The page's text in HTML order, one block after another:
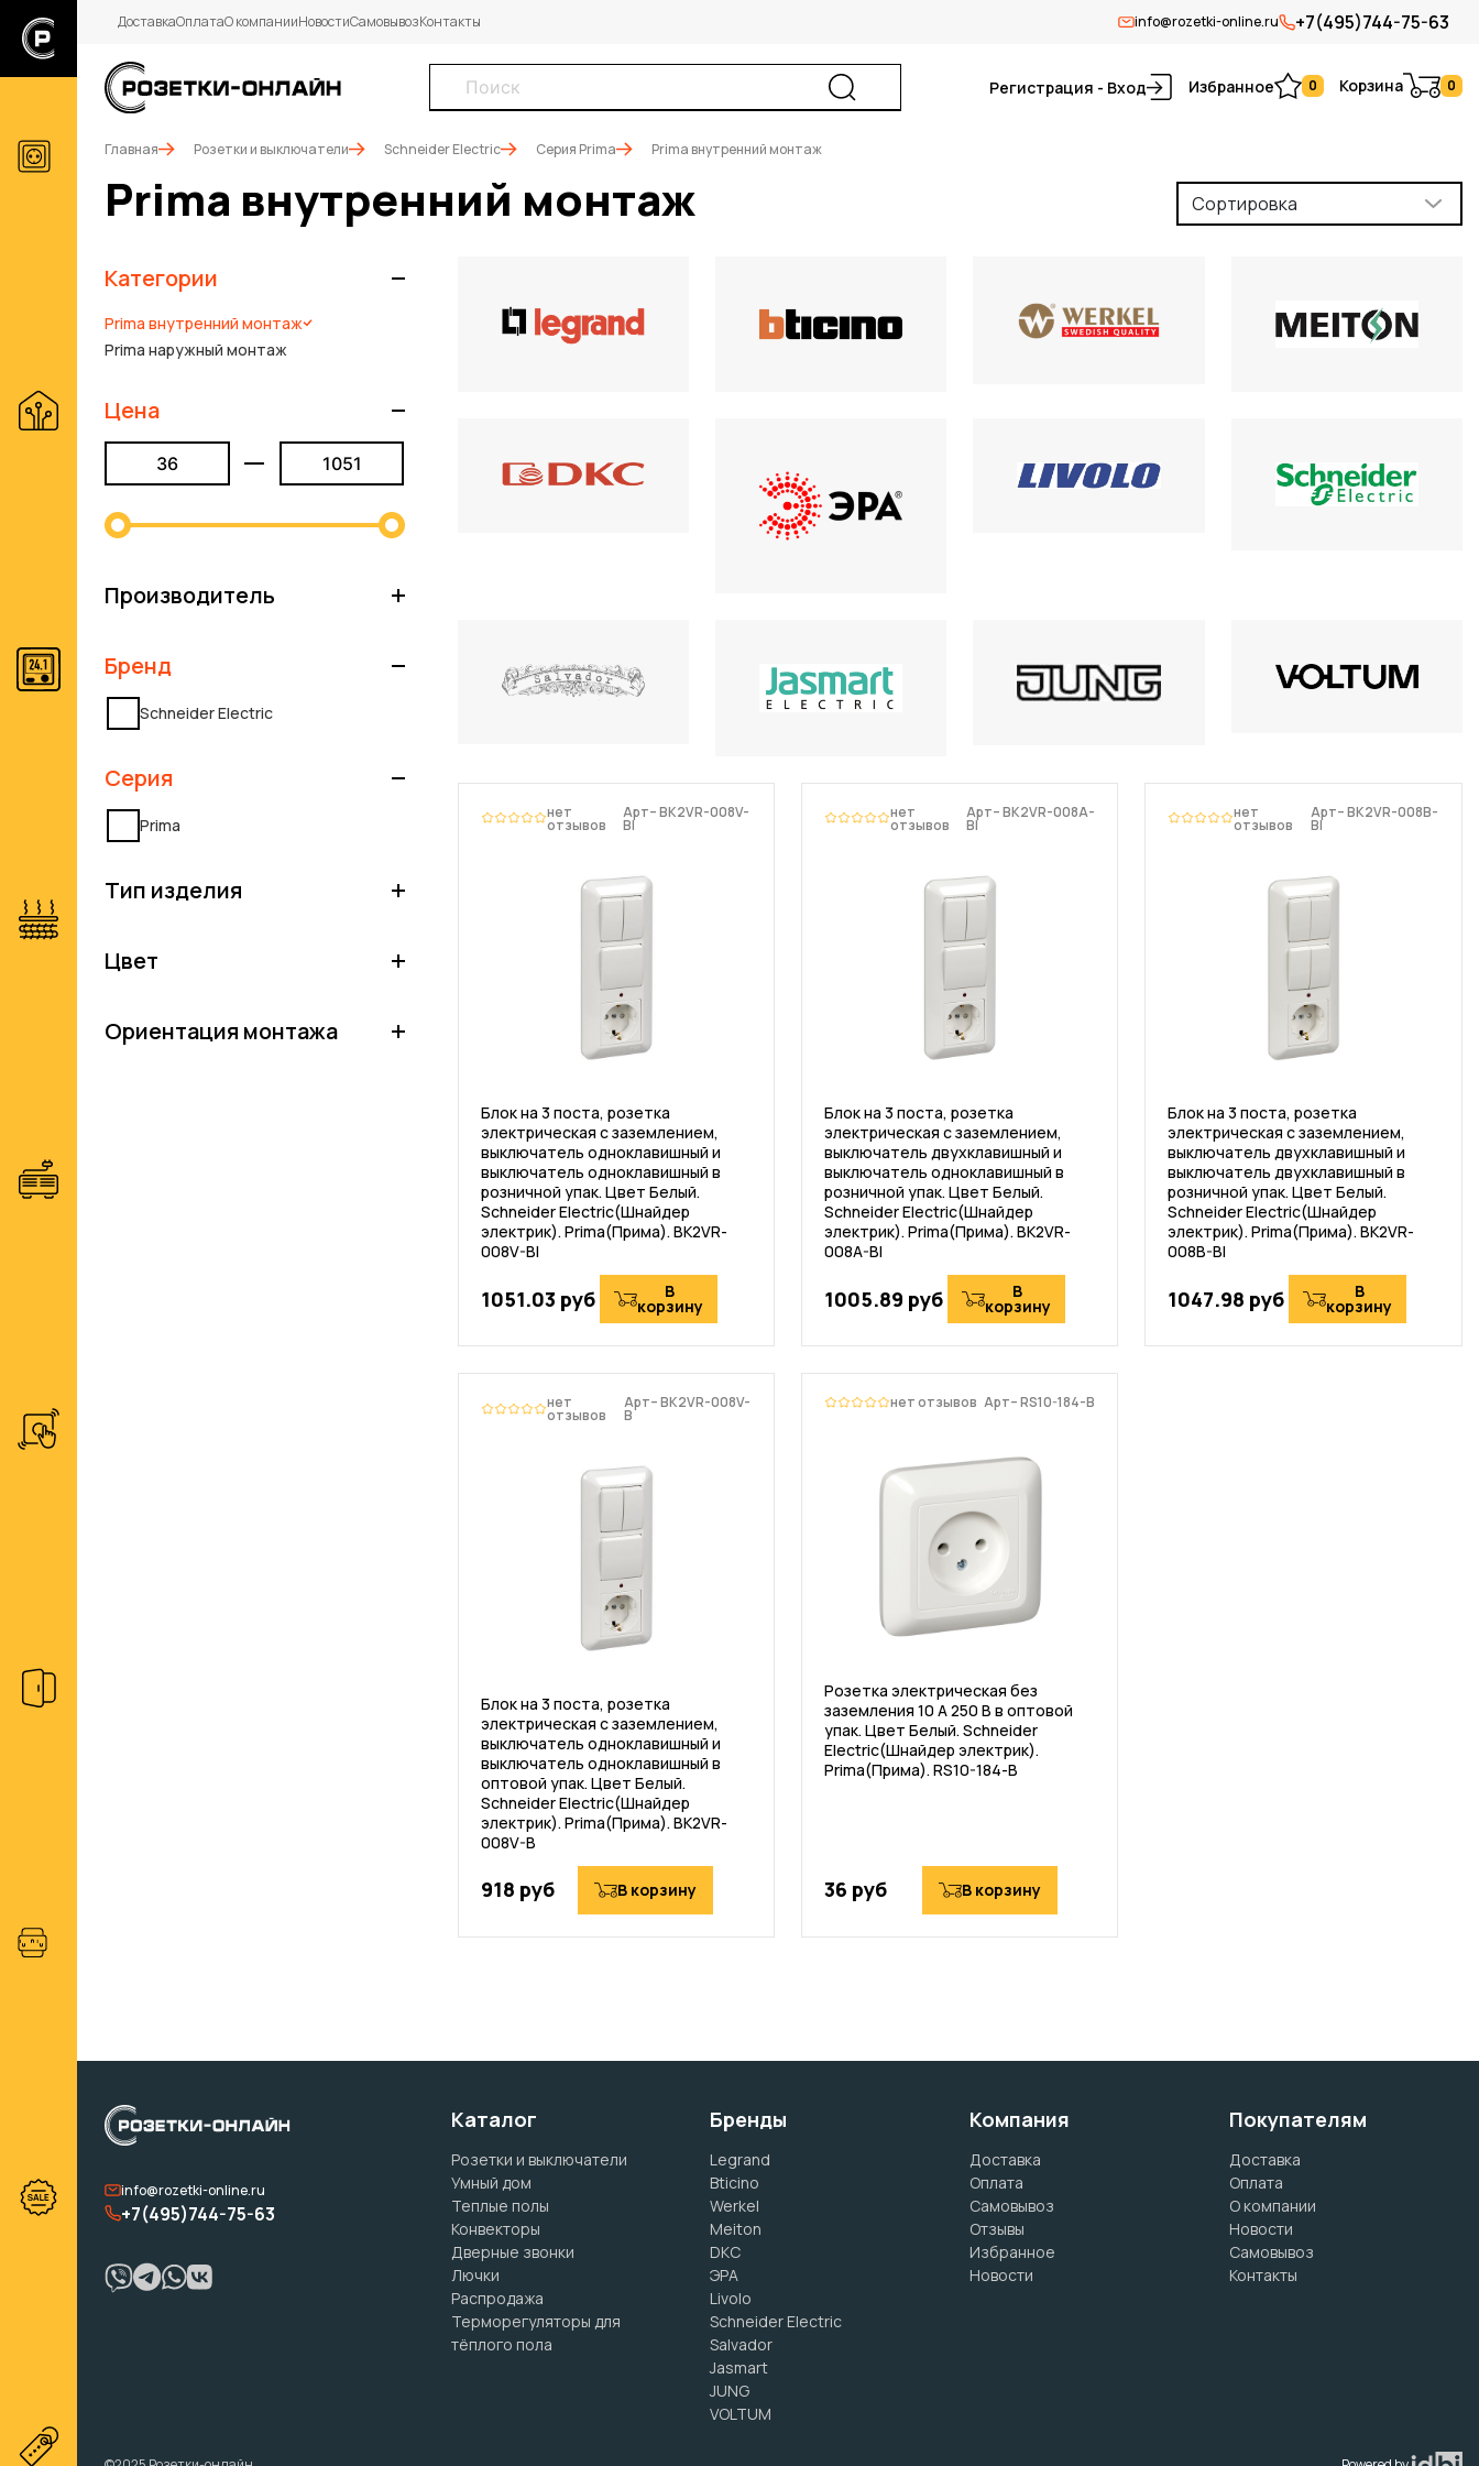
ДоставкаОплатаО компанииНовостиСамовывозКонтакты info@rozetki-online.ru +7(495)744-75-63
Регистрация - Вход Избранное 0 Корзина 0
Главная Розетки и выключатели Schneider Electric Серия Prima Prima внутренний монтаж
Prima внутренний монтаж Сортировка
Категории
Prima внутренний монтаж
Prima наружный монтаж
Цена
Производитель
Бренд
Schneider Electric
Серия
Prima
Тип изделия
Цвет
Ориентация монтажа
нет
отзывов
Арт– BK2VR-008V-
BI
Блок на 3 поста, розетка
электрическая с заземлением,
выключатель одноклавишный и
выключатель одноклавишный в
розничной упак. Цвет Белый.
Schneider Electric(Шнайдер
электрик). Prima(Прима). BK2VR-
008V-BI
1051.03 руб В
корзину
нет
отзывов
Арт– BK2VR-008A-
BI
Блок на 3 поста, розетка
электрическая с заземлением,
выключатель двухклавишный и
выключатель одноклавишный в
розничной упак. Цвет Белый.
Schneider Electric(Шнайдер
электрик). Prima(Прима). BK2VR-
008A-BI
1005.89 руб В
корзину
нет
отзывов
Арт– BK2VR-008B-
BI
Блок на 3 поста, розетка
электрическая с заземлением,
выключатель двухклавишный и
выключатель двухклавишный в
розничной упак. Цвет Белый.
Schneider Electric(Шнайдер
электрик). Prima(Прима). BK2VR-
008B-BI
1047.98 руб В
корзину
нет
отзывов
Арт– BK2VR-008V-
B
Блок на 3 поста, розетка
электрическая с заземлением,
выключатель одноклавишный и
выключатель одноклавишный в
оптовой упак. Цвет Белый.
Schneider Electric(Шнайдер
электрик). Prima(Прима). BK2VR-
008V-B
918 руб В корзину
нет отзывов Арт– RS10-184-B
Розетка электрическая без
заземления 10 А 250 В в оптовой
упак. Цвет Белый. Schneider
Electric(Шнайдер электрик).
Prima(Прима). RS10-184-B
36 руб В корзину
info@rozetki-online.ru
+7(495)744-75-63
Каталог
Розетки и выключатели
Умный дом
Теплые полы
Конвекторы
Дверные звонки
Лючки
Распродажа
Терморегуляторы для
тёплого пола
Бренды
Legrand
Bticino
Werkel
Meiton
DKC
ЭРА
Livolo
Schneider Electric
Salvador
Jasmart
JUNG
VOLTUM
Компания
Доставка
Оплата
Самовывоз
Отзывы
Избранное
Новости
Покупателям
Доставка
Оплата
О компании
Новости
Самовывоз
Контакты